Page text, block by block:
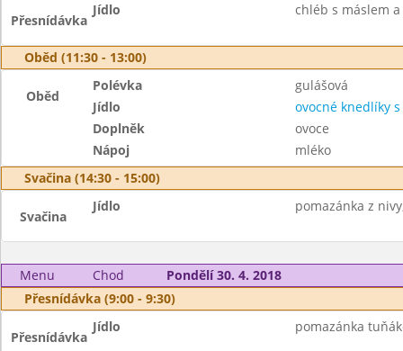
Přesnídávka
Jídlo chléb s máslem
Oběd (11:30 - 13:00)
Oběd
Polévka
gulášová
Jídlo
ovocné knedlíky
Doplněk
ovoce
Nápoj
mléko
Svačina (14:30 - 15:00)
Svačina
Jídlo pomazánka z
Menu Chod
Pondělí 30. 4. 2018
Přesnídávka (9:00 - 9:30)
Přesnídávka
Jídlo pomazánka